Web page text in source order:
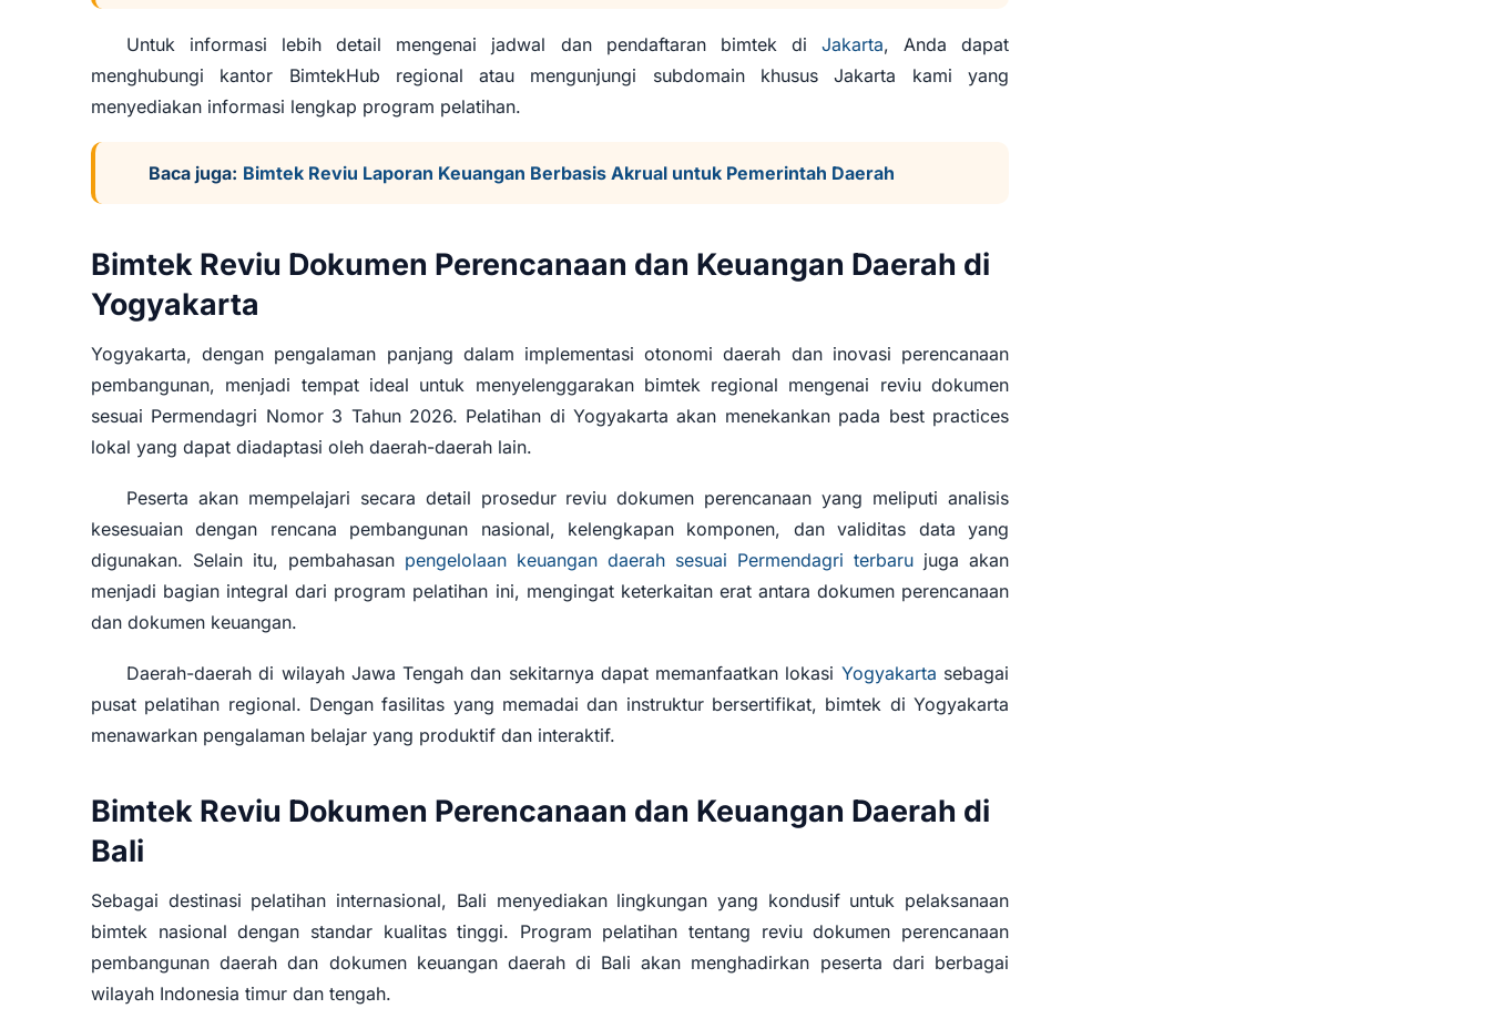
Untuk informasi lebih detail mengenai jadwal dan pendaftaran bimtek di Jakarta, Anda dapat
menghubungi kantor BimtekHub regional atau mengunjungi subdomain khusus Jakarta kami yang
menyediakan informasi lengkap program pelatihan.
Baca juga: Bimtek Reviu Laporan Keuangan Berbasis Akrual untuk Pemerintah Daerah
Bimtek Reviu Dokumen Perencanaan dan Keuangan Daerah di
Yogyakarta
Yogyakarta, dengan pengalaman panjang dalam implementasi otonomi daerah dan inovasi perencanaan
pembangunan, menjadi tempat ideal untuk menyelenggarakan bimtek regional mengenai reviu dokumen
sesuai Permendagri Nomor 3 Tahun 2026. Pelatihan di Yogyakarta akan menekankan pada best practices
lokal yang dapat diadaptasi oleh daerah-daerah lain.
Peserta akan mempelajari secara detail prosedur reviu dokumen perencanaan yang meliputi analisis
kesesuaian dengan rencana pembangunan nasional, kelengkapan komponen, dan validitas data yang
digunakan. Selain itu, pembahasan pengelolaan keuangan daerah sesuai Permendagri terbaru juga akan
menjadi bagian integral dari program pelatihan ini, mengingat keterkaitan erat antara dokumen perencanaan
dan dokumen keuangan.
Daerah-daerah di wilayah Jawa Tengah dan sekitarnya dapat memanfaatkan lokasi Yogyakarta sebagai
pusat pelatihan regional. Dengan fasilitas yang memadai dan instruktur bersertifikat, bimtek di Yogyakarta
menawarkan pengalaman belajar yang produktif dan interaktif.
Bimtek Reviu Dokumen Perencanaan dan Keuangan Daerah di
Bali
Sebagai destinasi pelatihan internasional, Bali menyediakan lingkungan yang kondusif untuk pelaksanaan
bimtek nasional dengan standar kualitas tinggi. Program pelatihan tentang reviu dokumen perencanaan
pembangunan daerah dan dokumen keuangan daerah di Bali akan menghadirkan peserta dari berbagai
wilayah Indonesia timur dan tengah.